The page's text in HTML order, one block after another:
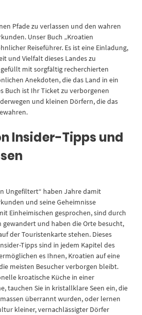
Pfade zu verlassen und den wahren
Unser Buch „Kroatien
Reiseführer. Es ist eine Einladung,
und Vielfalt dieses Landes zu
mit sorgfältig recherchierten
Anekdoten, die das Land in ein
Buch ist Ihr Ticket zu verborgenen
und kleinen Dörfern, die das
Insider-Tipps und
Ungefiltert“ haben Jahre damit
und seine Geheimnisse
Einheimischen gesprochen, sind durch
und haben die Orte besucht,
der Touristenkarte stehen. Dieses
Tipps sind in jedem Kapitel des
es Ihnen, Kroatien auf eine
meisten Besucher verborgen bleibt.
kroatische Küche in einer
tauchen Sie in kristallklare Seen ein, die
überrannt wurden, oder lernen
kleiner, vernachlässigter Dörfer